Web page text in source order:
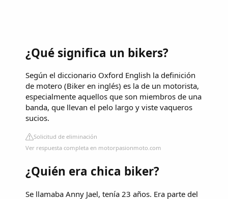
¿Qué significa un bikers?
Según el diccionario Oxford English la definición
de motero (Biker en inglés) es la de un motorista,
especialmente aquellos que son miembros de una
banda, que llevan el pelo largo y viste vaqueros
sucios.
Solicitud de eliminación
Ver respuesta completa en motorpasionmoto.com
¿Quién era chica biker?
Se llamaba Anny Jael, tenía 23 años. Era parte del